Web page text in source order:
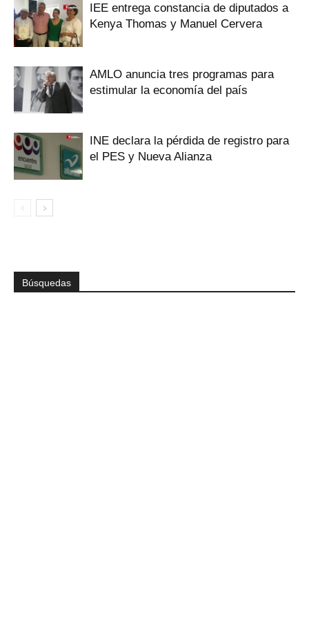
IEE entrega constancia de diputados a
Kenya Thomas y Manuel Cervera
AMLO anuncia tres programas para
estimular la economía del país
INE declara la pérdida de registro para
el PES y Nueva Alianza
Búsquedas